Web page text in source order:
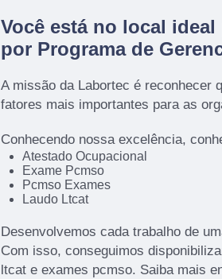
Você está no local
por Programa de
A missão da Labortec é reconhecer
fatores mais importantes para as
Conhecendo nossa excelência,
Atestado Ocupacional
Exame Pcmso
Pcmso Exames
Laudo Ltcat
Desenvolvemos cada trabalho de
Com isso, conseguimos
ltcat e exames pcmso. Saiba mais